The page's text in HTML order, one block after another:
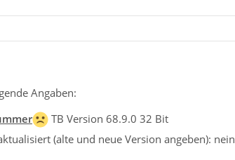
Angaben:
TB Version 68.9.0 32 Bit
(alte und neue Version angeben): nein